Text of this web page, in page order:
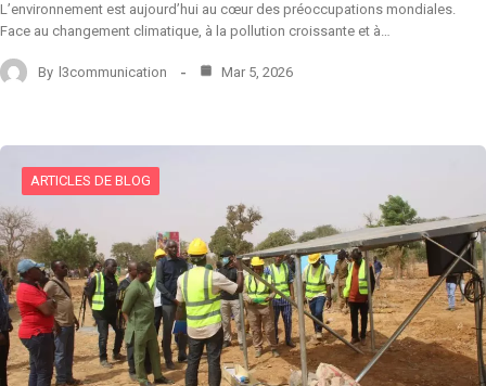
L’environnement est aujourd’hui au cœur des préoccupations mondiales.
Face au changement climatique, à la pollution croissante et à…
By l3communication Mar 5, 2026
ARTICLES DE BLOG